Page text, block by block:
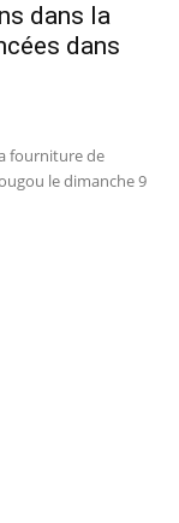
dans la
dans
fourniture de
le dimanche 9